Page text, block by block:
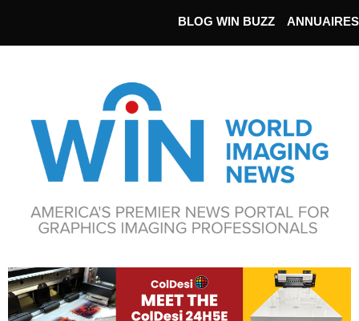
BLOG WIN BUZZ ANNUAIRES